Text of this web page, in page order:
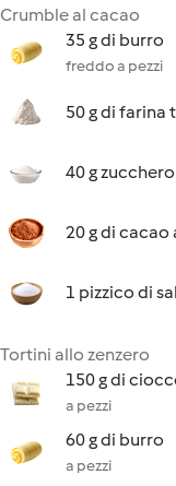
Crumble al cacao
35 g di burro
freddo a pezzi
50 g di farina
40 g zucchero
20 g di
1 pizzico di
Tortini allo zenzero
150 g di
a pezzi
60 g di burro
a pezzi